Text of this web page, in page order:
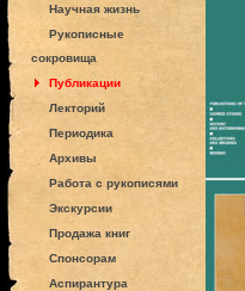
Научная жизнь
Рукописные
сокровища
Публикации
Лекторий
Периодика
Архивы
Работа с рукописями
Экскурсии
Продажа книг
Спонсорам
Аспирантура